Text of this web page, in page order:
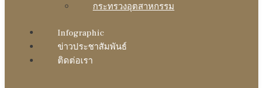
กระทรวงอุตสาหกรรม
Infographic
ข่าวประชาสัมพันธ์
ติดต่อเรา